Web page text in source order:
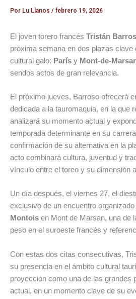
Por Lu Llanos / febrero 19, 2026
El joven torero francés Tristán
próxima semana en dos plazas clave
cultural galo: París y Mont-de-
sendos actos de gran relevancia.
El próximo jueves, Barroso ofrecerá
dedicada a la tauromaquia, en la que
analizará su momento actual y
temporada determinante en su
confirmación de su alternativa en la
acto combinará cultura, juventud y
vínculo entre el toreo y su dimensión
Un día después, el viernes 27, el
exclusivo de un encuentro organizado
Montois en Mont de Marsan, una de
peso en el suroeste francés y
Con estas dos citas consecutivas,
su presencia en el ámbito cultural
proyección como una de las grandes
actual, en un momento clave de su